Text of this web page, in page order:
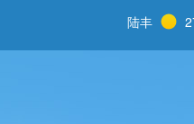
陆丰